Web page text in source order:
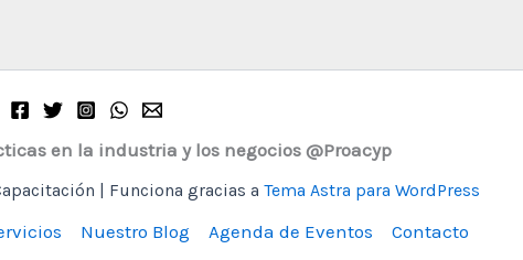
en la industria y los negocios @Proacyp
| Funciona gracias a Tema Astra para WordPress
Nuestro Blog Agenda de Eventos Contacto